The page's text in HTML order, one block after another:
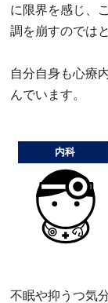
に限界を感じ、
調を崩すのでは
自分自身も心療
んでいます。
内科
不眠や抑うつ気